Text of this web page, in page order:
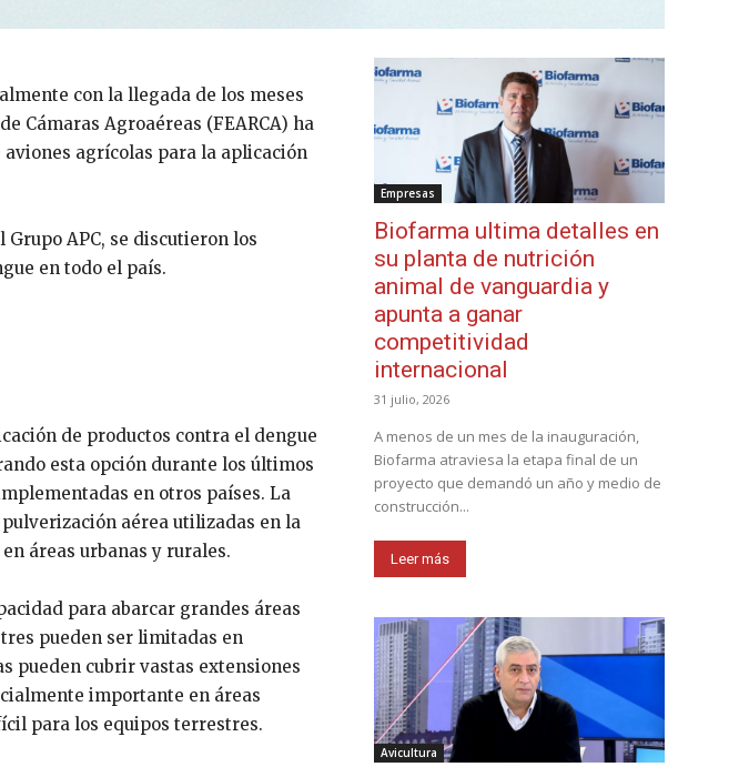
con la llegada de los meses
Cámaras Agroaéreas (FEARCA) ha
agrícolas para la aplicación
APC, se discutieron los
en todo el país.
de productos contra el dengue
esta opción durante los últimos
en otros países. La
aérea utilizadas en la
áreas urbanas y rurales.
para abarcar grandes áreas
pueden ser limitadas en
pueden cubrir vastas extensiones
importante en áreas
para los equipos terrestres.
Empresas
Biofarma ultima detalles en
su planta de nutrición
animal de vanguardia y
apunta a ganar
competitividad
internacional
31 julio, 2026
A menos de un mes de la inauguración,
Biofarma atraviesa la etapa final de un
proyecto que demandó un año y medio de
construcción...
Leer más
Avicultura